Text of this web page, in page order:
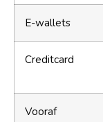
E-wallets
Creditcard
Vooraf